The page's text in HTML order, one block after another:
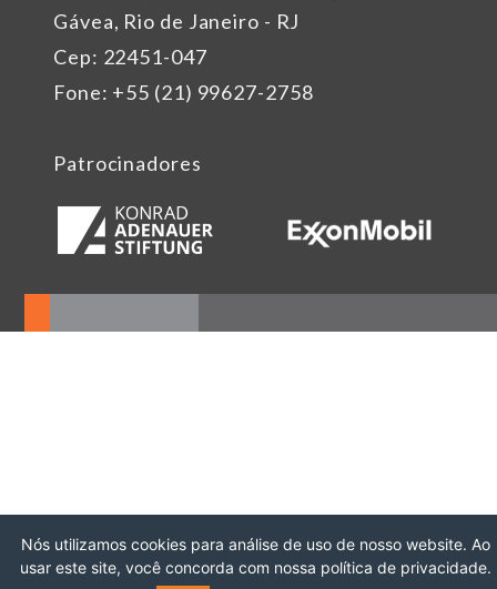
Gávea, Rio de Janeiro - RJ
Cep: 22451-047
Fone: +55 (21) 99627-2758
Patrocinadores
Nós utilizamos cookies para análise de uso de nosso website. Ao
usar este site, você concorda com nossa política de privacidade.